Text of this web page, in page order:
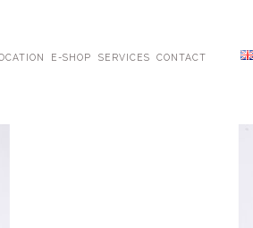
E-SHOP SERVICES CONTACT